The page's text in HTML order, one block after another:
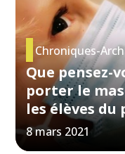
Chroniques-
Que pensez-
porter le
les élèves
8 mars 2021